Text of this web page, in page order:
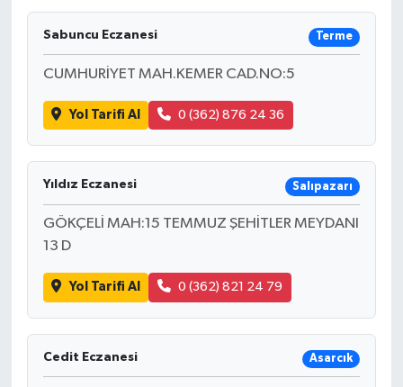
Sabuncu Eczanesi Terme
CUMHURİYET MAH.KEMER CAD.NO:5
Yol Tarifi Al 0 (362) 876 24 36
Yıldız Eczanesi Salıpazarı
GÖKÇELİ MAH:15 TEMMUZ ŞEHİTLER MEYDANI
13 D
Yol Tarifi Al 0 (362) 821 24 79
Cedit Eczanesi Asarcık